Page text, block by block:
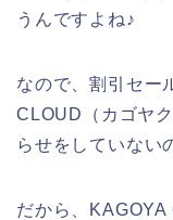
うんですよね♪
なので、割引セー
CLOUD（カゴヤ
らせをしていない
だから、